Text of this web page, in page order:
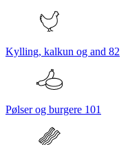
Kylling, kalkun og and 82
Pølser og burgere 101